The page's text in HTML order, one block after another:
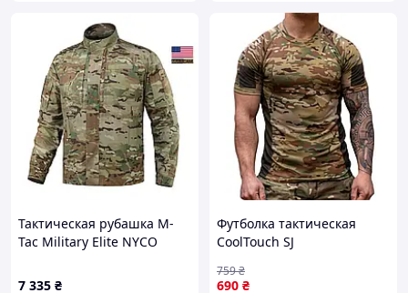
Тактическая рубашка M-
Tac Military Elite NYCO
7 335 ₴
Футболка тактическая
CoolTouch SJ
мультикам/олива L KL-1-VO
690 ₴
759₴